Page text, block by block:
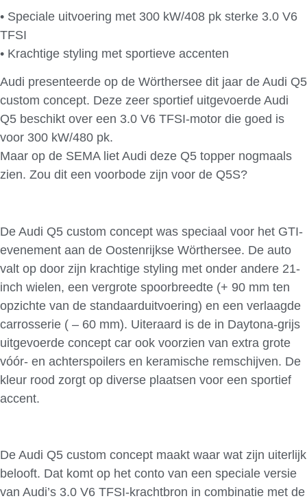
• Speciale uitvoering met 300 kW/408 pk sterke 3.0 V6
TFSI
• Krachtige styling met sportieve accenten
Audi presenteerde op de Wörthersee dit jaar de Audi Q5
custom concept. Deze zeer sportief uitgevoerde Audi
Q5 beschikt over een 3.0 V6 TFSI-motor die goed is
voor 300 kW/480 pk.
Maar op de SEMA liet Audi deze Q5 topper nogmaals
zien. Zou dit een voorbode zijn voor de Q5S?
De Audi Q5 custom concept was speciaal voor het GTI-
evenement aan de Oostenrijkse Wörthersee. De auto
valt op door zijn krachtige styling met onder andere 21-
inch wielen, een vergrote spoorbreedte (+ 90 mm ten
opzichte van de standaarduitvoering) en een verlaagde
carrosserie ( – 60 mm). Uiteraard is de in Daytona-grijs
uitgevoerde concept car ook voorzien van extra grote
vóór- en achterspoilers en keramische remschijven. De
kleur rood zorgt op diverse plaatsen voor een sportief
accent.
De Audi Q5 custom concept maakt waar wat zijn uiterlijk
belooft. Dat komt op het conto van een speciale versie
van Audi’s 3.0 V6 TFSI-krachtbron in combinatie met de